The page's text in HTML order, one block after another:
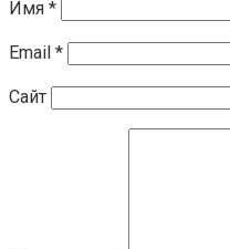
Имя *
Email *
Сайт